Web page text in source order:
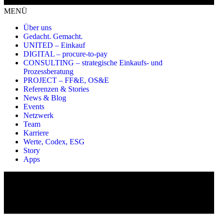
MENÜ
Über uns
Gedacht. Gemacht.
UNITED – Einkauf
DIGITAL – procure-to-pay
CONSULTING – strategische Einkaufs- und
Prozessberatung
PROJECT – FF&E, OS&E
Referenzen & Stories
News & Blog
Events
Netzwerk
Team
Karriere
Werte, Codex, ESG
Story
Apps